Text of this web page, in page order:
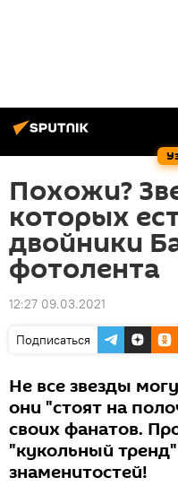
Похожи?
которых
двойники
фотолента
12:27 09.03.2021
Подписаться
Не все звезды
они "стоят на
своих фанатов.
"кукольный
знаменитостей!